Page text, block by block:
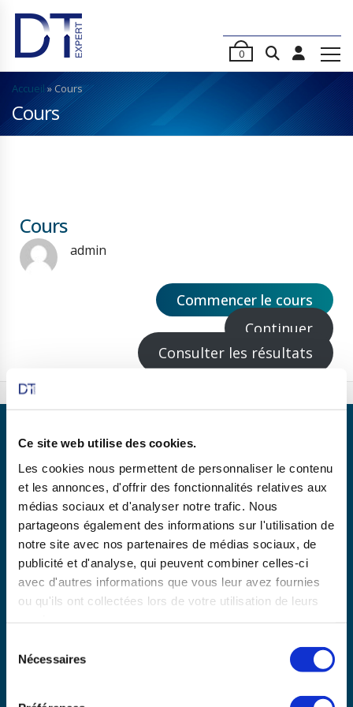
Ce site web utilise des cookies.
Les cookies nous permettent de personnaliser le contenu
et les annonces, d'offrir des fonctionnalités relatives aux
médias sociaux et d'analyser notre trafic. Nous
partageons également des informations sur l'utilisation de
notre site avec nos partenaires de médias sociaux, de
publicité et d'analyse, qui peuvent combiner celles-ci
avec d'autres informations que vous leur avez fournies
ou qu'ils ont collectées lors de votre utilisation de leurs
Nécessaires
0
Accueil »Cours
Cours
Cours
admin
Commencer le cours
Continuer
Consulter les résultats
Partenaire de
En savoir plus
Copyright © 2025 dtexpert.com
Politique de confidentialité